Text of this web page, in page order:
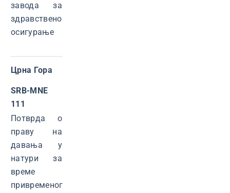
завода за
здравствено
осигурање
Црна Гора
SRB-MNE
111
Потврда о
праву на
давања у
натури за
време
привременог